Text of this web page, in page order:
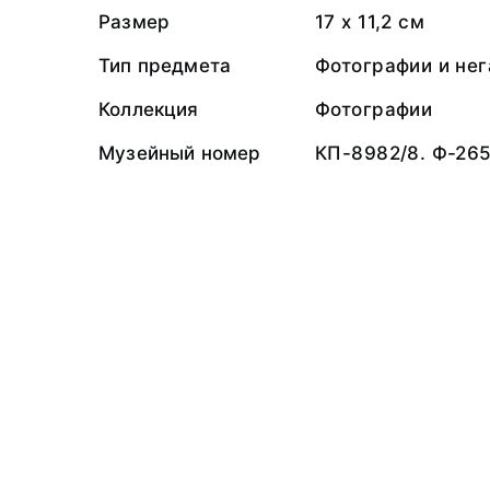
Размер
17 х 11,2 см
Тип предмета
Фотографии и
Коллекция
Фотографии
Музейный номер
КП-8982/8. Ф-